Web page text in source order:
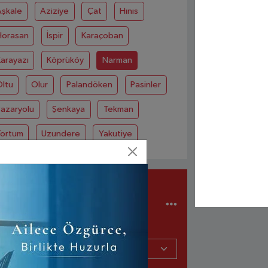
Aziziye Çat Hınıs
İspir Karaçoban
Köprüköy Narman
Olur Palandöken Pasinler
Şenkaya Tekman
Uzundere Yakutiye
ECZANELER